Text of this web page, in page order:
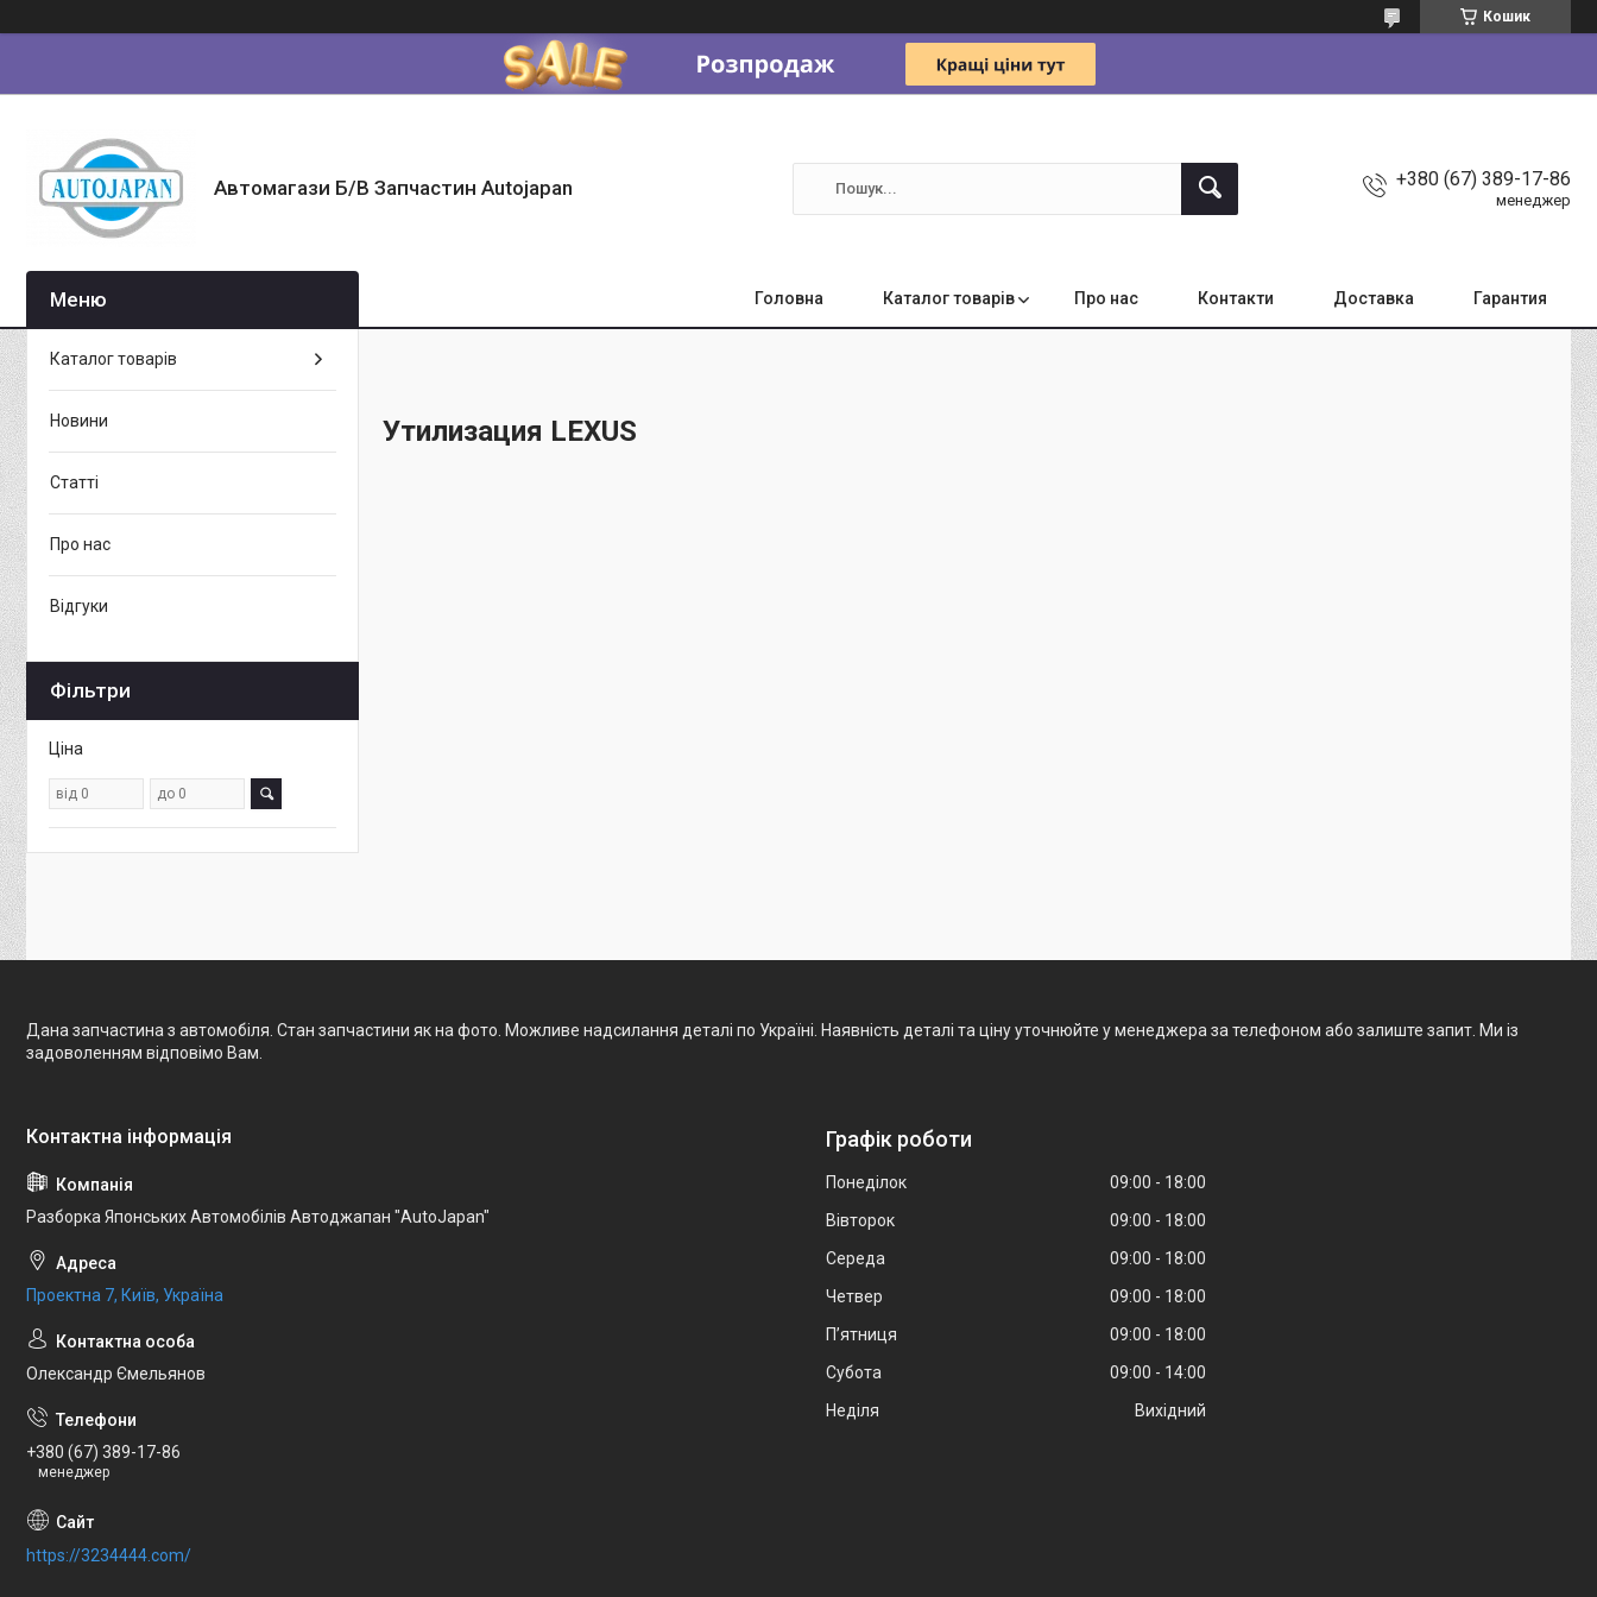
Кошик
Автомагази Б/В Запчастин Autojapan +380 (67) 389-17-86
менеджер
Головна Каталог товарів Про нас Контакти Доставка Гарантия
Утилизация LEXUS
Каталог товарів
Новини
Статті
Про нас
Відгуки
Фільтри
Ціна
Дана запчастина з автомобіля. Стан запчастини як на фото. Можливе надсилання деталі по Україні. Наявність деталі та ціну уточнюйте у менеджера за телефоном або залиште запит. Ми із
задоволенням відповімо Вам.
Разборка Японських Автомобілів Автоджапан "AutoJapan"
Проектна 7, Київ, Україна
Олександр Ємельянов
+380 (67) 389-17-86
менеджер
https://3234444.com/
Графік роботи
Понеділок 09:00
18:00
Вівторок
09:00
18:00
Середа
09:00
18:00
Четвер
09:00
18:00
Пʼятниця
09:00
18:00
Субота
09:00
14:00
Неділя
Вихідний